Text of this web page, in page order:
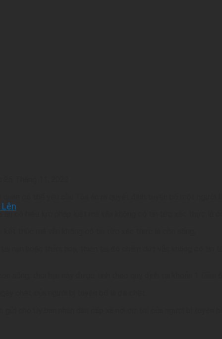
quan có thể yêu cầu Tòa án ra quyết định tuyên bố một
án có hiệu lực pháp luật mà vẫn không có tin tức xác thực là
thúc mà vẫn không có tin tức xác thực là còn sống;
tai nạn hoặc thảm hoạ, thiên tai đó chấm dứt vẫn không có
sống; thời hạn này được tính theo quy định tại khoản 1 Điều
chết của người bị tuyên bố là đã chết.